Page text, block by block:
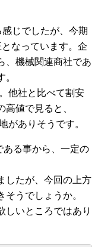
じでしたが、今期
なっています。企
、機械関連商社であ
他社と比べて割安
値で見ると、
がありそうです。
る事から、一定の
したが、今回の上方
うでしょうか。
しいところではあり